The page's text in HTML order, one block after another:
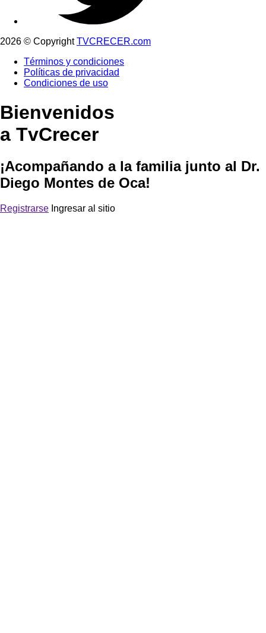
2026 © CopyrightTVCRECER.com
Términos y condiciones
Políticas de privacidad
Condiciones de uso
Bienvenidos
a TvCrecer
¡Acompañando a la familia junto al Dr.
Diego Montes de Oca!
Registrarse Ingresar al sitio